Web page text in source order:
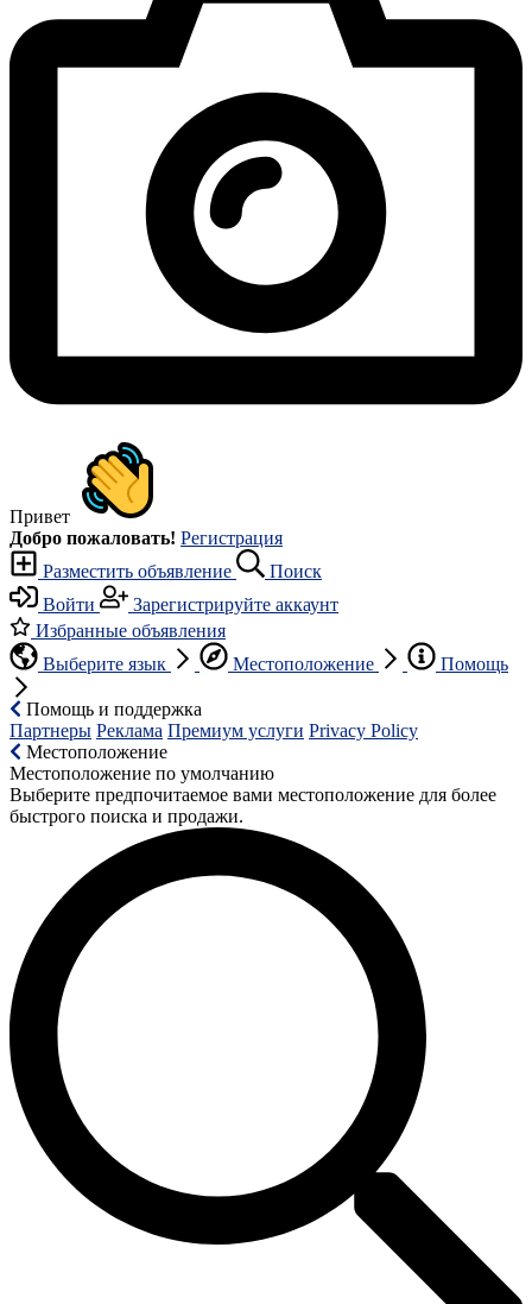
Привет
Добро пожаловать! Регистрация
Разместить объявление
Поиск
Войти
Зарегистрируйте аккаунт
Избранные объявления
Выберите язык
Местоположение Помощь
Помощь и поддержка
Партнеры Реклама Премиум услуги Privacy Policy
Местоположение
Местоположение по умолчанию
Выберите предпочитаемое вами местоположение для более
быстрого поиска и продажи.